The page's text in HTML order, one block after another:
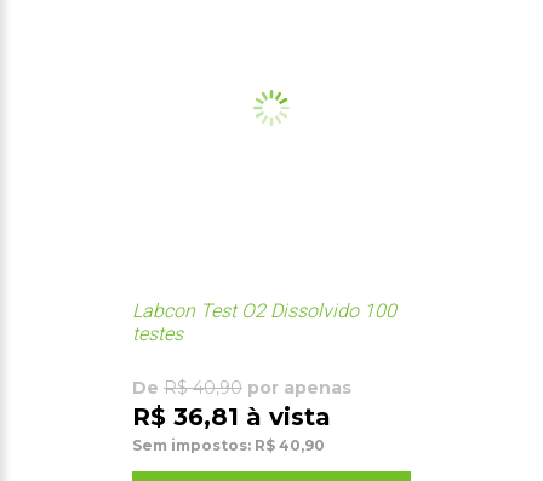
Labcon Test O2 Dissolvido 100
testes
De R$ 40,90 por apenas
R$ 36,81 à vista
Sem impostos: R$ 40,90